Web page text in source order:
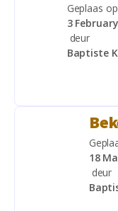
Geplaas op
3
deur
Baptiste
18
deur